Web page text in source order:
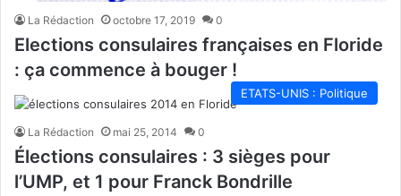
La Rédaction octobre 17, 2019 0
Elections consulaires françaises en Floride
: ça commence à bouger !
ETATS-UNIS : Politique
La Rédaction mai 25, 2014 0
Élections consulaires : 3 sièges pour
l’UMP, et 1 pour Franck Bondrille